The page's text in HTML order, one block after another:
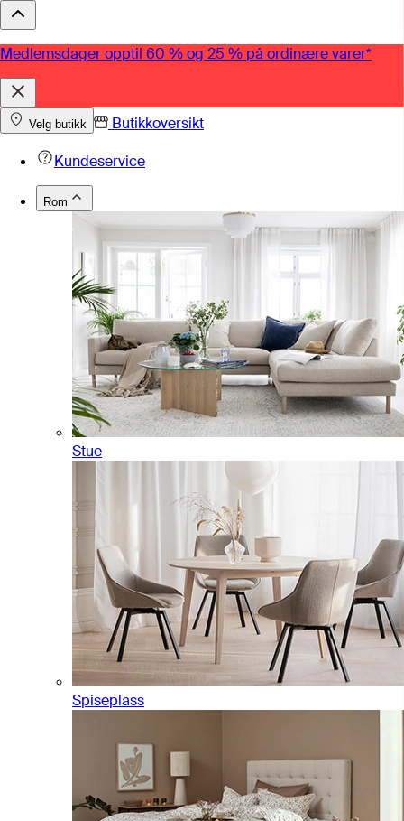
Medlemsdager opptil 60 % og 25 % på ordinære varer*
Velg butikk
Butikkoversikt
Kundeservice
Rom
Stue
Spiseplass